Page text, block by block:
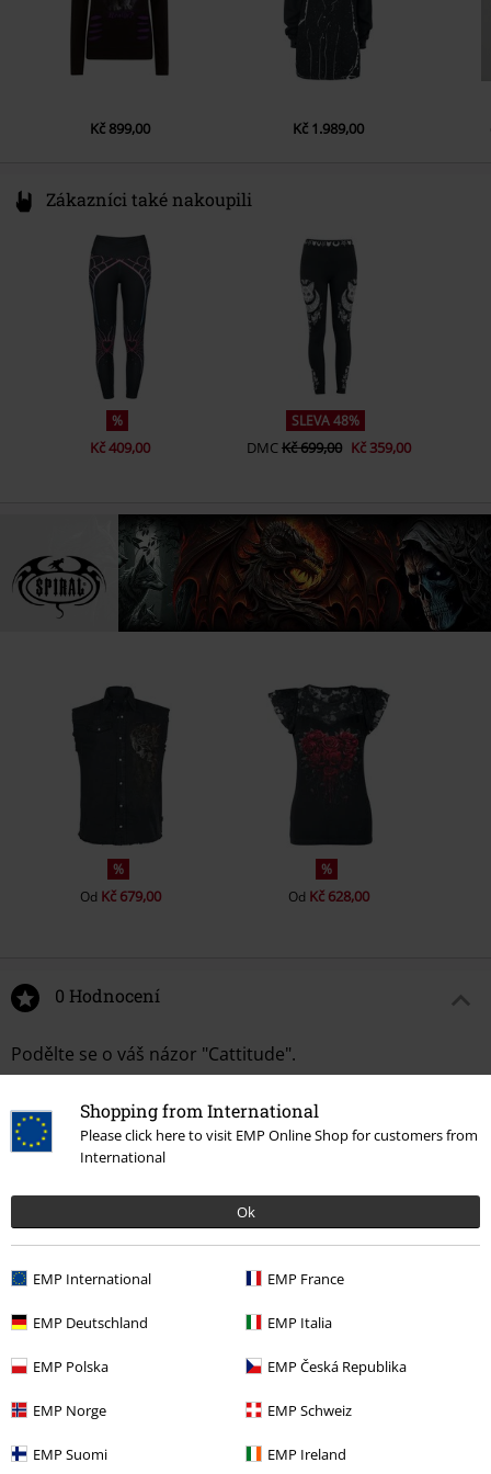
Shopping from International
Please click here to visit EMP Online Shop for customers from
International
Ok
EMP International EMP France
EMP Deutschland EMP Italia
EMP Polska EMP Česká Republika
EMP Norge EMP Schweiz
EMP Suomi EMP Ireland
Kč 899,00 Kč 1.989,00
Zákazníci také nakoupili
%
Kč 409,00
SLEVA 48%
DMCKč 699,00 Kč 359,00
%
Od Kč 679,00
%
Od Kč 628,00
0 Hodnocení
Podělte se o váš názor "Cattitude".
Naposledy navštívené